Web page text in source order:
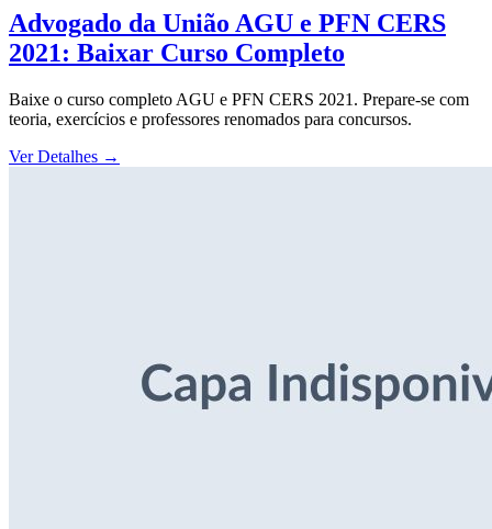
Advogado da União AGU e PFN CERS
2021: Baixar Curso Completo
Baixe o curso completo AGU e PFN CERS 2021. Prepare-se com
teoria, exercícios e professores renomados para concursos.
Ver Detalhes →